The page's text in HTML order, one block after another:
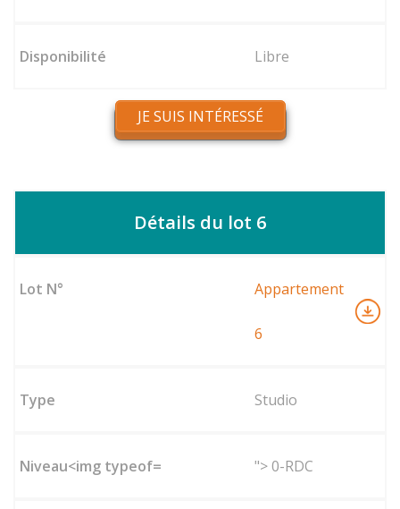
Libre
JE SUIS INTÉRESSÉ
Détails du lot 6
Appartement
6
Studio
"> 0-RDC